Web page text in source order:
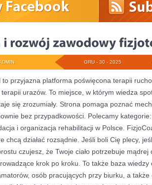
GRU - 30 - 2025
to przyjazna platforma poświęcona terapii
urazów. To miejsce, w którym wiedza
się zrozumiały. Strona pomaga poznać
bez przypadkowości. Polecamy
i organizacja rehabilitacji w Polsce.
chcą działać rozsądnie. Jeśli boli Cię plecy,
czujesz, że Twoje ciało potrzebuje mądrej
krok po kroku. To także baza wiedzy
osób pracujących przy biurku, a